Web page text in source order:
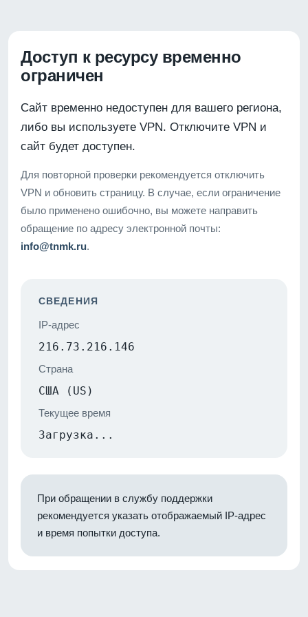
Доступ к ресурсу временно
ограничен
Сайт временно недоступен для вашего региона,
либо вы используете VPN. Отключите VPN и
сайт будет доступен.
Для повторной проверки рекомендуется отключить
VPN и обновить страницу. В случае, если ограничение
было применено ошибочно, вы можете направить
обращение по адресу электронной почты:
info@tnmk.ru.
СВЕДЕНИЯ
IP-адрес
216.73.216.146
Страна
США (US)
Текущее время
Загрузка...
При обращении в службу поддержки
рекомендуется указать отображаемый IP-адрес
и время попытки доступа.